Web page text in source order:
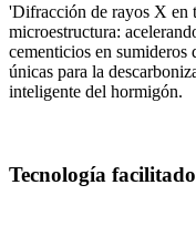
'Difracción de rayos X en
microestructura:
cementicios en sumideros
únicas para la
inteligente del hormigón.
Tecnología